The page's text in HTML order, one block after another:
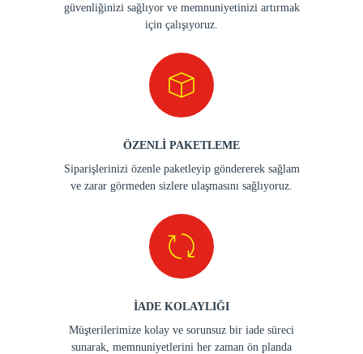
güvenliğinizi sağlıyor ve memnuniyetinizi artırmak
için çalışıyoruz.
ÖZENLİ PAKETLEME
Siparişlerinizi özenle paketleyip göndererek sağlam
ve zarar görmeden sizlere ulaşmasını sağlıyoruz.
İADE KOLAYLIĞI
Müşterilerimize kolay ve sorunsuz bir iade süreci
sunarak, memnuniyetlerini her zaman ön planda